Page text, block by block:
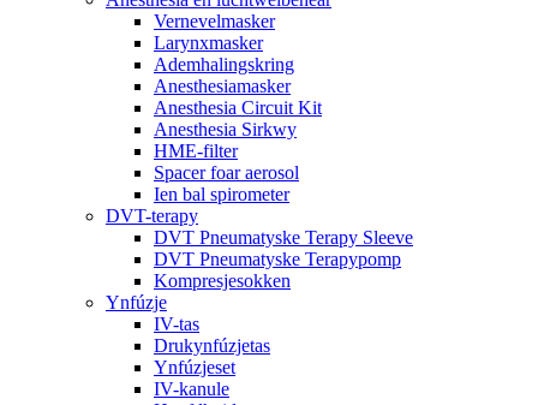
Vernevelmasker
Larynxmasker
Ademhalingskring
Anesthesiamasker
Anesthesia Circuit Kit
Anesthesia Sirkwy
HME-filter
Spacer foar aerosol
Ien bal spirometer
DVT-terapy
DVT Pneumatyske Terapy Sleeve
DVT Pneumatyske Terapypomp
Kompresjesokken
Ynfúzje
IV-tas
Drukynfúzjetas
Ynfúzjeset
IV-kanule